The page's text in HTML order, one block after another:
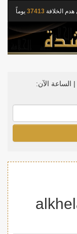
الخلافة 37413 يوماً
الساعة الآن: